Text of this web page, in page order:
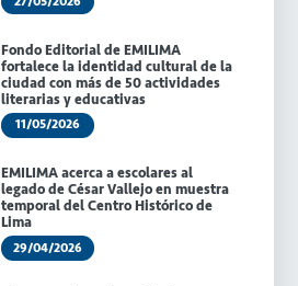
Fondo Editorial de EMILIMA
fortalece la identidad cultural de la
ciudad con más de 50 actividades
literarias y educativas
11/05/2026
EMILIMA acerca a escolares al
legado de César Vallejo en muestra
temporal del Centro Histórico de
Lima
29/04/2026